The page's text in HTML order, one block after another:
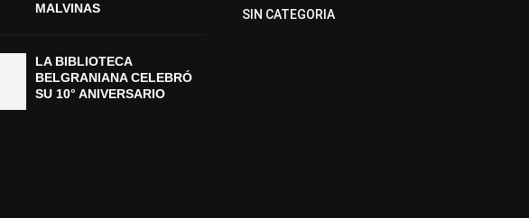
MALVINAS
LA BIBLIOTECA
BELGRANIANA CELEBRÓ
SU 10° ANIVERSARIO
SIN CATEGORIA